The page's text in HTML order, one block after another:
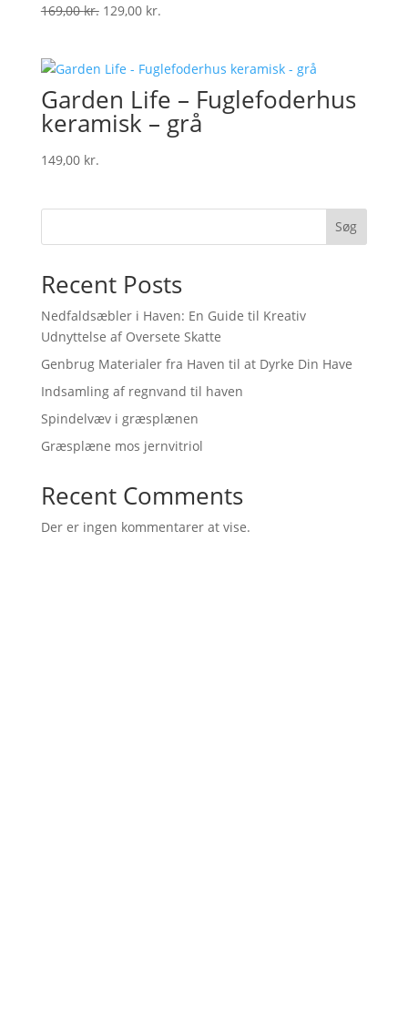
169,00kr. Original
169,00 kr..
129,00 kr.Current
129,00 kr..
Garden Life – Fuglefoderhus
keramisk – grå
149,00 kr.
Søg
Recent Posts
Nedfaldsæbler i Haven: En Guide til Kreativ
Udnyttelse af Oversete Skatte
Genbrug Materialer fra Haven til at Dyrke Din Have
Indsamling af regnvand til haven
Spindelvæv i græsplænen
Græsplæne mos jernvitriol
Recent Comments
Der er ingen kommentarer at vise.